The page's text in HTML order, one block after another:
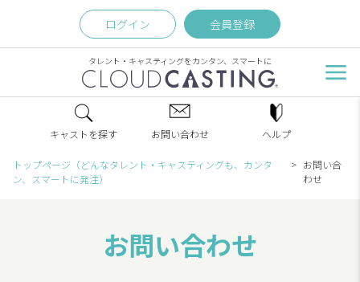
ログイン 会員登録
タレント・キャスティングをカンタン、スマートに
キャストを探す お問い合わせ ヘルプ
トップページ（どんなタレント・キャスティングも、カンタ
ン、スマートに発注）
お問い合
わせ
お問い合わせ